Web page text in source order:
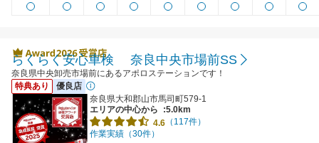
らくらく安心車検 奈良中央市場前SS
奈良県中央卸売市場前にあるアポロステーションです！
特典あり
優良店
奈良県大和郡山市馬司町579-1
エリアの中心から
:5.0km
4.6 （117件）
作業実績（30件）